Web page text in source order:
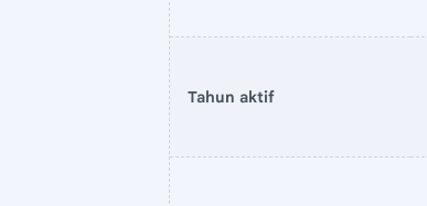
Tahun aktif